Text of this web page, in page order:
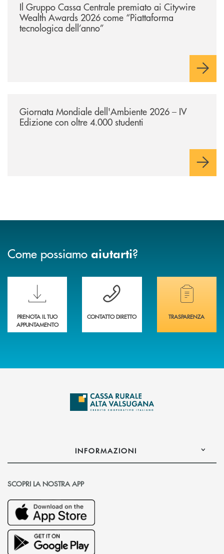
Il Gruppo Cassa Centrale premiato ai Citywire
Wealth Awards 2026 come “Piattaforma
tecnologica dell’anno”
Giornata Mondiale dell'Ambiente 2026 – IV
Edizione con oltre 4.000 studenti
Come possiamo aiutarti?
Scopri le funzionalità della nuova PRENOTA BANCA
PRENOTA IL TUO
APPUNTAMENTO
Hai bisogno di assistenza immediata?
CONTATTO DIRETTO
Hai bisogno di
TRASPARENZA
INFORMAZIONI
SCOPRI LA NOSTRA APP